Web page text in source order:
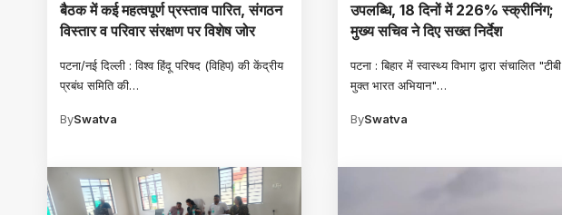
बैठक में कई महत्वपूर्ण प्रस्ताव पारित, संगठन
विस्तार व परिवार संरक्षण पर विशेष जोर
पटना/नई दिल्ली : विश्व हिंदू परिषद (विहिप) की केंद्रीय
प्रबंध समिति की…
BySwatva
उपलब्धि, 18 दिनों में 226% स्क्रीनिंग;
मुख्य सचिव ने दिए सख्त निर्देश
पटना : बिहार में स्वास्थ्य विभाग द्वारा संचालित "टीबी
मुक्त भारत अभियान"…
BySwatva